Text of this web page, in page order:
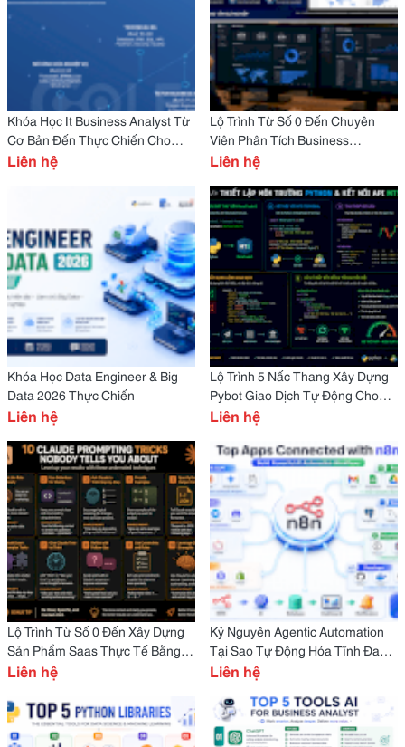
Khóa Học It Business Analyst Từ
Cơ Bản Đến Thực Chiến Cho
Người Mới
Liên hệ
Lộ Trình Từ Số 0 Đến Chuyên
Viên Phân Tích Business
Intelligence
Liên hệ
Khóa Học Data Engineer & Big
Data 2026 Thực Chiến
Liên hệ
Lộ Trình 5 Nấc Thang Xây Dựng
Pybot Giao Dịch Tự Động Cho
Nhà Đầu Tư Cá Nhân
Liên hệ
Lộ Trình Từ Số 0 Đến Xây Dựng
Sản Phẩm Saas Thực Tế Bằng
Agentic Vibe Coding
Liên hệ
Kỷ Nguyên Agentic Automation
Tại Sao Tự Động Hóa Tĩnh Đang
Nhường Chỗ Cho Ai Agents Tự
Liên hệ